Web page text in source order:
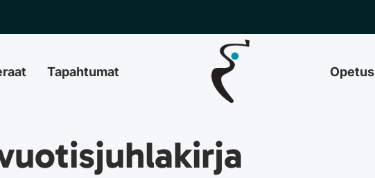
Tapahtumat Opetus